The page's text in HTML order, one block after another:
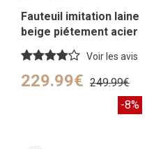
Fauteuil imitation laine
beige piétement acier
noir
Voir les avis
229.99€ 249.99€
-8%